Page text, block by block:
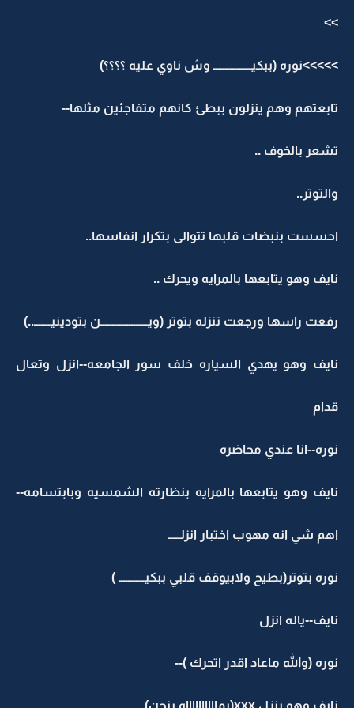
>>
>>>>>نوره (ببكيــــــــــــــــ وش ناوي عليه ؟؟؟؟)
تابعتهم وهم ينزلون ببطئ كانهم متفاجئين مثلها--
تشعر بالخوف ..
والتوتر..
احسست بنبضات قلبها تتوالى بتكرار انفاسها..
نايف وهو يتابعها بالمرايه ويحرك ..
رفعت راسها ورجعت تنزله بتوتر (ويــــــــــــــــــــن بتودينيـــــــ..)
نايف وهو يهدي السياره خلف سور الجامعه--انزل وتعال
قدام
نوره--انا عندي محاضره
نايف وهو يتابعها بالمرايه بنظارته الشمسيه وبابتسامه--
اهم شي انه مهوب اختبار انزلـــــ
نوره بتوتر(بطيح ولابيوقف قلبي ببكيـــــــــــ )
نايف--ياله انزل
نوره (والله ماعاد اقدر اتحرك )--
نايف وهو ينزل xxx(يمااااااااااه بنجن)